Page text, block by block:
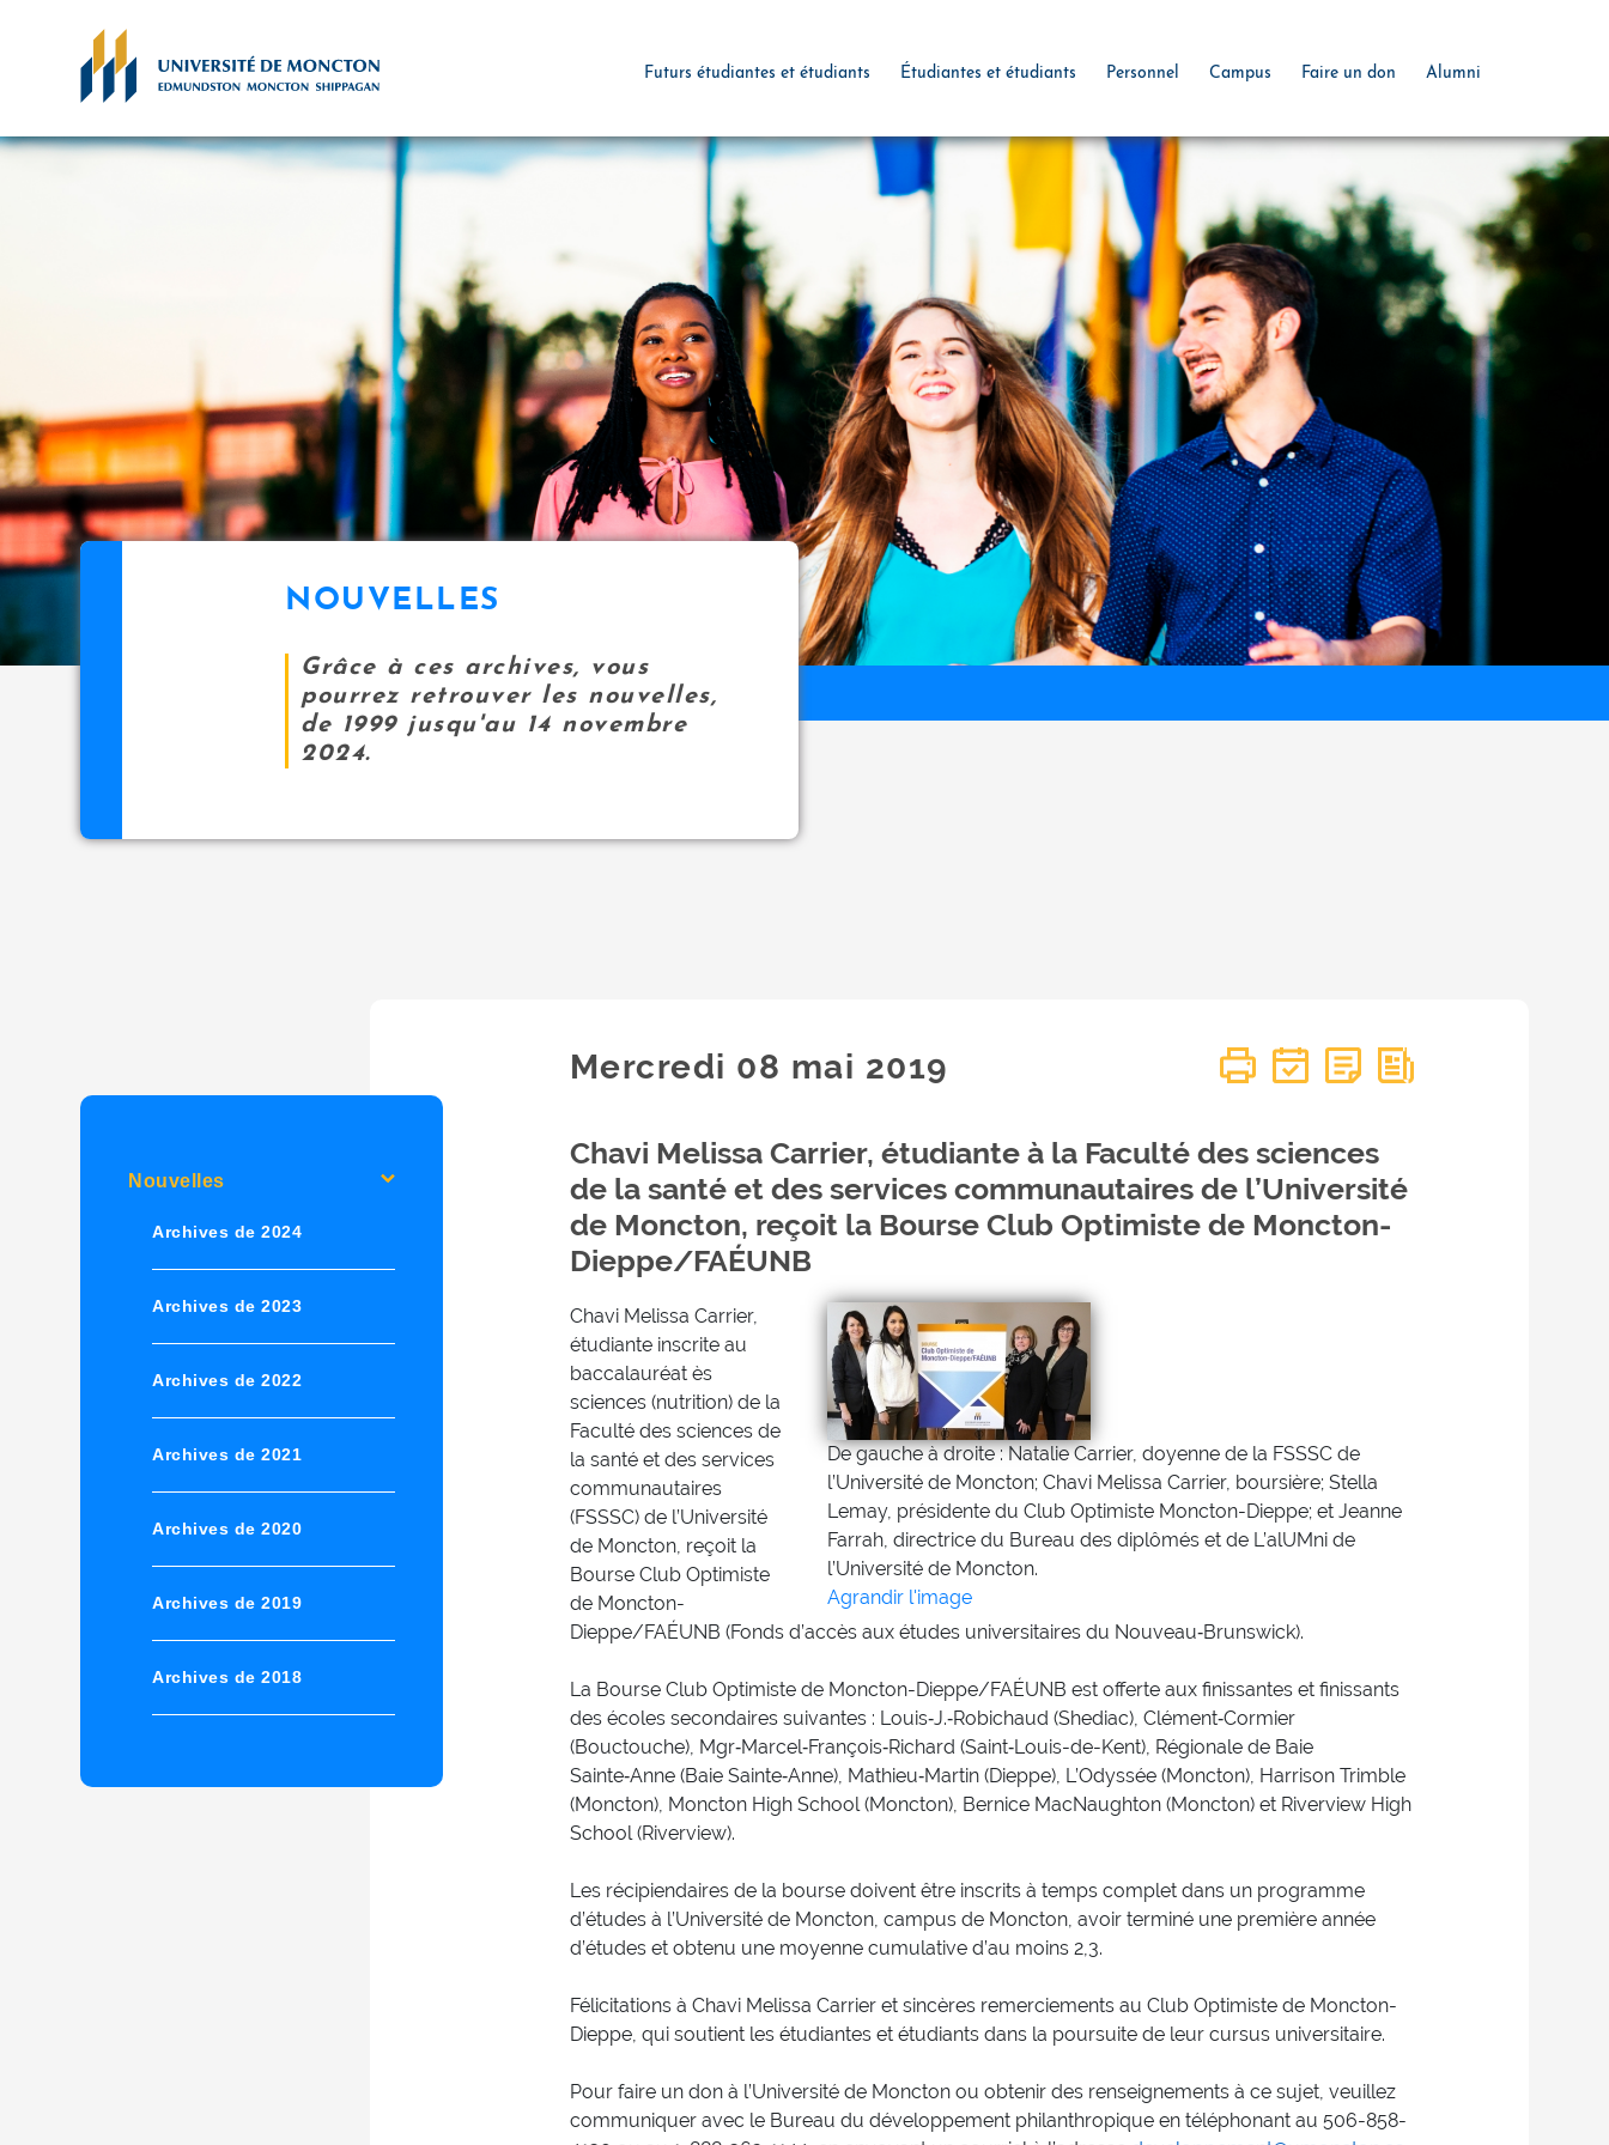
Futurs étudiantes et étudiants Étudiantes et étudiants Personnel Campus Faire un don Alumni
NOUVELLES
Grâce à ces archives, vous
pourrez retrouver les nouvelles,
de 1999 jusqu'au 14 novembre
2024.
Nouvelles
Archives de 2024
Archives de 2023
Archives de 2022
Archives de 2021
Archives de 2020
Archives de 2019
Archives de 2018
Mercredi 08 mai 2019
Chavi Melissa Carrier, étudiante à la Faculté des sciences
de la santé et des services communautaires de l’Université
de Moncton, reçoit la Bourse Club Optimiste de Moncton-
Dieppe/FAÉUNB
De gauche à droite : Natalie Carrier, doyenne de la FSSSC de
l’Université de Moncton; Chavi Melissa Carrier, boursière; Stella
Lemay, présidente du Club Optimiste Moncton-Dieppe; et Jeanne
Farrah, directrice du Bureau des diplômés et de L’alUMni de
l’Université de Moncton.
Agrandir l'image
Chavi Melissa Carrier,
étudiante inscrite au
baccalauréat ès
sciences (nutrition) de la
Faculté des sciences de
la santé et des services
communautaires
(FSSSC) de l’Université
de Moncton, reçoit la
Bourse Club Optimiste
de Moncton-
Dieppe/FAÉUNB (Fonds d’accès aux études universitaires du Nouveau‑Brunswick).
La Bourse Club Optimiste de Moncton-Dieppe/FAÉUNB est offerte aux finissantes et finissants
des écoles secondaires suivantes : Louis‑J.‑Robichaud (Shediac), Clément‑Cormier
(Bouctouche), Mgr‑Marcel‑François‑Richard (Saint‑Louis-de-Kent), Régionale de Baie
Sainte‑Anne (Baie Sainte‑Anne), Mathieu‑Martin (Dieppe), L’Odyssée (Moncton), Harrison Trimble
(Moncton), Moncton High School (Moncton), Bernice MacNaughton (Moncton) et Riverview High
School (Riverview).
Les récipiendaires de la bourse doivent être inscrits à temps complet dans un programme
d’études à l’Université de Moncton, campus de Moncton, avoir terminé une première année
d’études et obtenu une moyenne cumulative d’au moins 2,3.
Félicitations à Chavi Melissa Carrier et sincères remerciements au Club Optimiste de Moncton-
Dieppe, qui soutient les étudiantes et étudiants dans la poursuite de leur cursus universitaire.
Pour faire un don à l’Université de Moncton ou obtenir des renseignements à ce sujet, veuillez
communiquer avec le Bureau du développement philanthropique en téléphonant au 506-858-